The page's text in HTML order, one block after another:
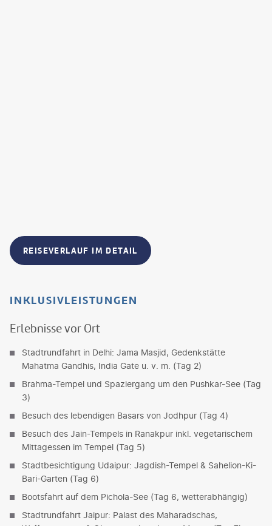
REISEVERLAUF IM DETAIL
INKLUSIVLEISTUNGEN
Erlebnisse vor Ort
Stadtrundfahrt in Delhi: Jama Masjid, Gedenkstätte
Mahatma Gandhis, India Gate u. v. m. (Tag 2)
Brahma-Tempel und Spaziergang um den Pushkar-See (Tag
3)
Besuch des lebendigen Basars von Jodhpur (Tag 4)
Besuch des Jain-Tempels in Ranakpur inkl. vegetarischem
Mittagessen im Tempel (Tag 5)
Stadtbesichtigung Udaipur: Jagdish-Tempel & Sahelion-Ki-
Bari-Garten (Tag 6)
Bootsfahrt auf dem Pichola-See (Tag 6, wetterabhängig)
Stadtrundfahrt Jaipur: Palast des Maharadschas,